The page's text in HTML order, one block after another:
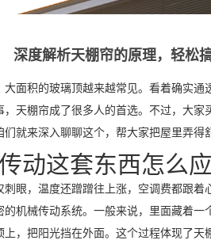
深度解析天棚帘的原理，轻松
面积的玻璃顶越来越常见。看着确实
天棚帘成了很多人的首选。不过，大
就来深入聊聊这个，帮大家把屋里弄得
动这套东西怎么
眼，温度还蹭蹭往上涨，空调费都跟
机械传动系统。一般来说，里面藏着
，把阳光挡在外面。这个过程体现了